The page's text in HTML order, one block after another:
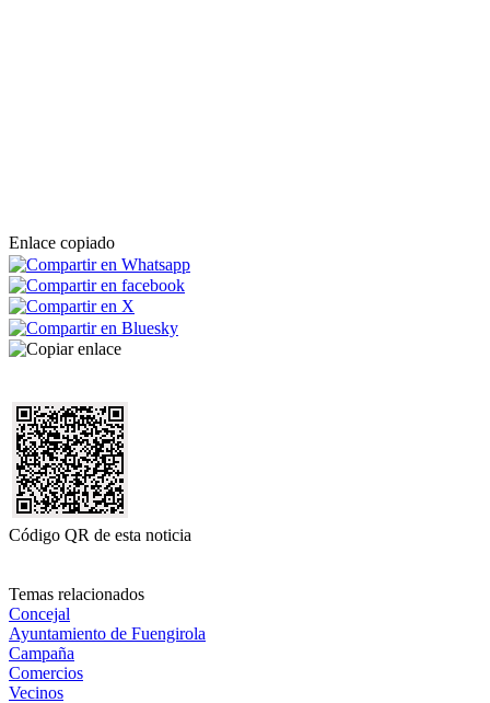
Enlace copiado
Código QR de esta noticia
Temas relacionados
Concejal
Ayuntamiento de Fuengirola
Campaña
Comercios
Vecinos